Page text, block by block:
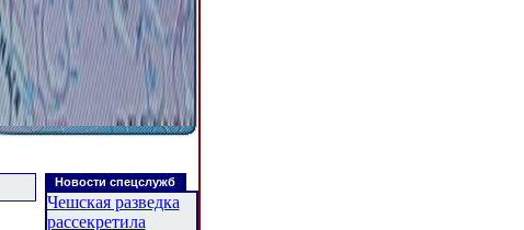
Новости спецслужб
Чешская разведка
рассекретила